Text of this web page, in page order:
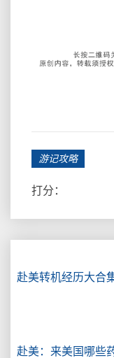
游记攻略
打分：
赴美转机经历大合
赴美：来美国哪些